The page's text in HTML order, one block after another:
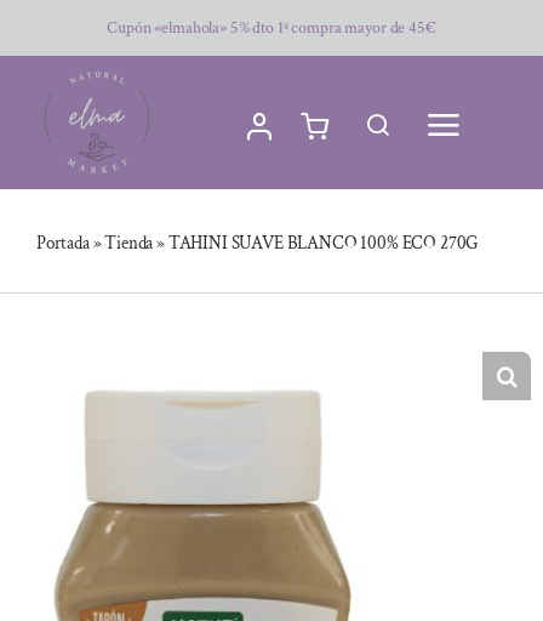
al
contenido
Cupón «elmahola» 5% dto 1ª compra mayor de 45€
Portada»Tienda»TAHINI SUAVE BLANCO 100% ECO 270G